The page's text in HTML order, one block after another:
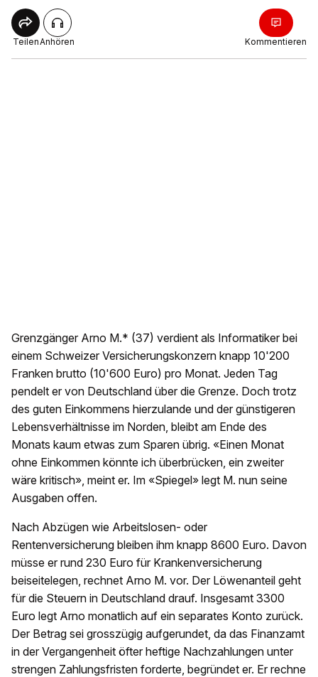
TeilenAnhören Kommentieren
Grenzgänger Arno M.* (37) verdient als Informatiker bei
einem Schweizer Versicherungskonzern knapp 10'200
Franken brutto (10'600 Euro) pro Monat. Jeden Tag
pendelt er von Deutschland über die Grenze. Doch trotz
des guten Einkommens hierzulande und der günstigeren
Lebensverhältnisse im Norden, bleibt am Ende des
Monats kaum etwas zum Sparen übrig. «Einen Monat
ohne Einkommen könnte ich überbrücken, ein zweiter
wäre kritisch», meint er. Im «Spiegel» legt M. nun seine
Ausgaben offen.
Nach Abzügen wie Arbeitslosen- oder
Rentenversicherung bleiben ihm knapp 8600 Euro. Davon
müsse er rund 230 Euro für Krankenversicherung
beiseitelegen, rechnet Arno M. vor. Der Löwenanteil geht
für die Steuern in Deutschland drauf. Insgesamt 3300
Euro legt Arno monatlich auf ein separates Konto zurück.
Der Betrag sei grosszügig aufgerundet, da das Finanzamt
in der Vergangenheit öfter heftige Nachzahlungen unter
strengen Zahlungsfristen forderte, begründet er. Er rechne